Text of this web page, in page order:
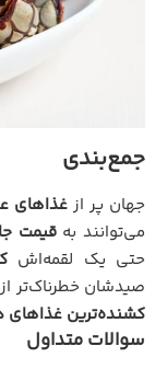
جمع‌بندی
جهان پر از غذاهای
می‌توانند بهقیمت
حتی یک لقمه‌اش
صیدشان خطرناک‌تر
کشنده‌ترین غذاهای
سوالات متداول